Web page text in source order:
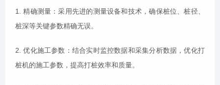
1. 精确测量：采用先进的测量设备和技术，确保桩位、桩径、
桩深等关键参数精确无误。
2. 优化施工参数：结合实时监控数据和采集分析数据，优化打
桩机的施工参数，提高打桩效率和质量。